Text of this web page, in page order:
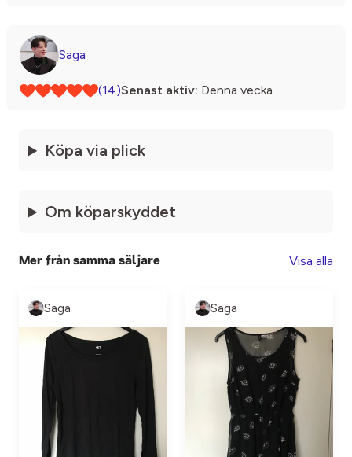
Saga
(14)Senast aktiv: Denna vecka
Köpa via plick
Om köparskyddet
Mer från samma säljare Visa alla
Saga Saga